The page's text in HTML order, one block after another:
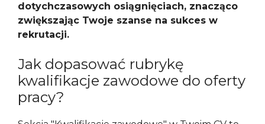
dotychczasowych osiągnięciach, znacząco
zwiększając Twoje szanse na sukces w
rekrutacji.
Jak dopasować rubrykę
kwalifikacje zawodowe do oferty
pracy?